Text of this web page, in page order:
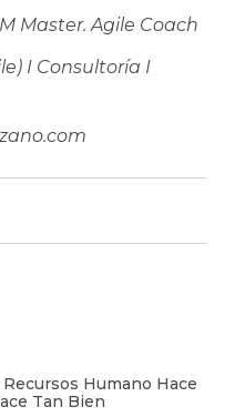
Master. Agile Coach
I Consultoría I
Recursos Humano Hace
Tan Bien